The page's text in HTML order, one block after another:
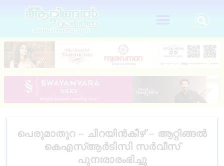
പെരുമാതുറ – ചിറയിൻകീഴ് – ആറ്റിങ്ങൽ
കെഎസ്ആർടിസി സർവീസ്
പുനഃരാരംഭിച്ചു